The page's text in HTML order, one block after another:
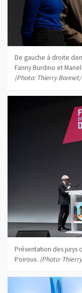
De gauche à droite
Fanny Burdino et
(Photo: Thierry
Présentation des jurys
Poiroux. (Photo: